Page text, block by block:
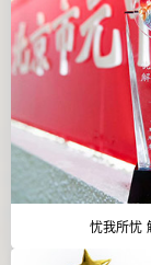
忧我所忧